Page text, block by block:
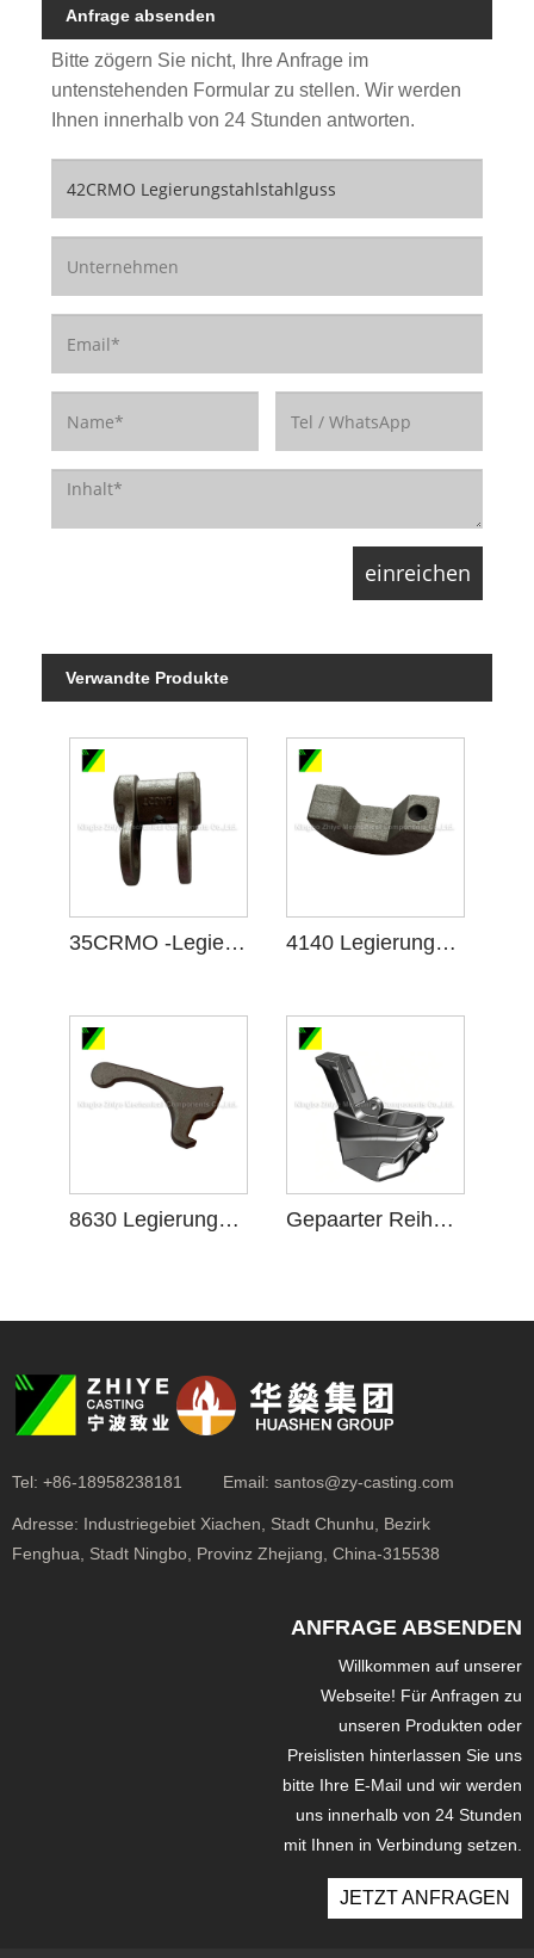
Anfrage absenden
Bitte zögern Sie nicht, Ihre Anfrage im
untenstehenden Formular zu stellen. Wir werden
Ihnen innerhalb von 24 Stunden antworten.
Verwandte Produkte
35CRMO -Legierungstahlguss 4140 Legierungstahlguss
8630 Legierungstahlguss Gepaarter Reihenstamm
Tel: +86-18958238181 Email: santos@zy-casting.com
Adresse: Industriegebiet Xiachen, Stadt Chunhu, Bezirk
Fenghua, Stadt Ningbo, Provinz Zhejiang, China-315538
ANFRAGE ABSENDEN
Willkommen auf unserer
Webseite! Für Anfragen zu
unseren Produkten oder
Preislisten hinterlassen Sie uns
bitte Ihre E-Mail und wir werden
uns innerhalb von 24 Stunden
mit Ihnen in Verbindung setzen.
JETZT ANFRAGEN